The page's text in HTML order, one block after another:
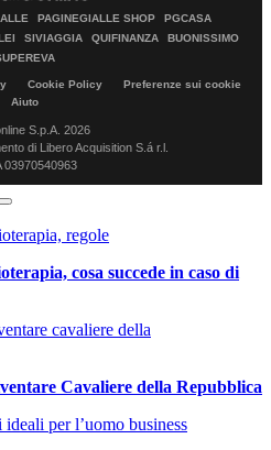
PAGINEGIALLE SHOP
PGCASA
SIVIAGGIA QUIFINANZA
BUONISSIMO
Cookie Policy
Preferenze sui cookie
Aiuto
S.p.A. 2026
di Libero Acquisition S.á r.l.
03970540963
cosa succede in caso di
Cavaliere della Repubblica